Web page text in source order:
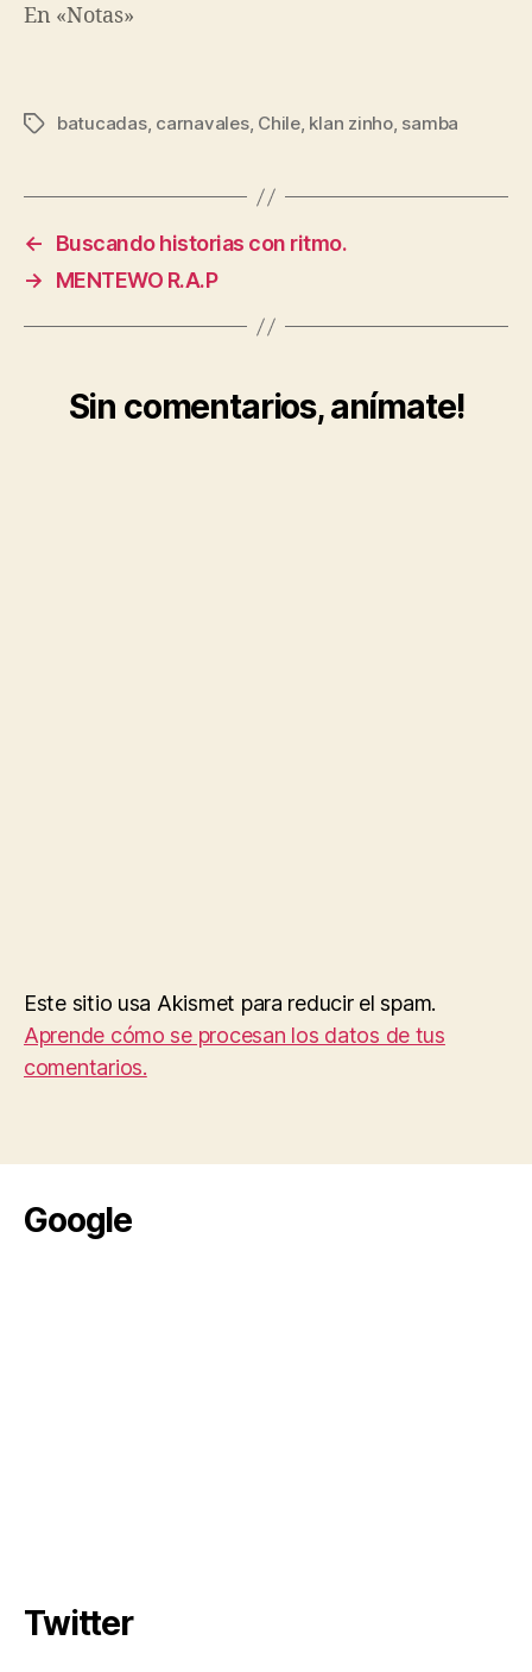
En «Notas»
Etiquetas
batucadas, carnavales, Chile, klan zinho, samba
←
Buscando historias con ritmo.
→
MENTEWO R.A.P
Sin comentarios, anímate!
Este sitio usa Akismet para reducir el spam.
Aprende cómo se procesan los datos de tus
comentarios.
Google
Twitter